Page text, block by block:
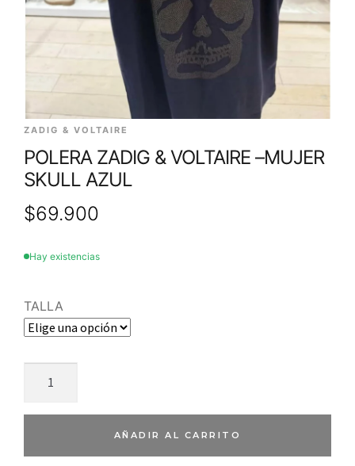
ZADIG & VOLTAIRE
POLERA ZADIG & VOLTAIRE –MUJER
SKULL AZUL
$69.900
Hay existencias
TALLA
AÑADIR AL CARRITO